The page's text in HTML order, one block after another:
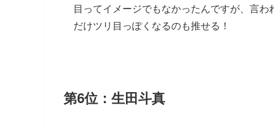
目ってイメージでもなかったんですが、言
だけツリ目っぽくなるのも推せる！
第6位：生田斗真